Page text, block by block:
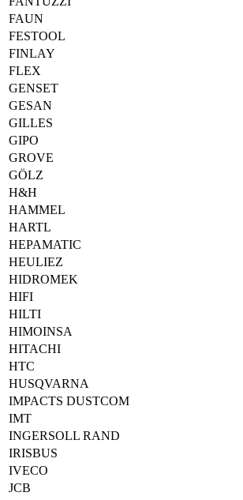
FAUN
FESTOOL
FINLAY
FLEX
GENSET
GESAN
GILLES
GIPO
GROVE
GÖLZ
H&H
HAMMEL
HARTL
HEPAMATIC
HEULIEZ
HIDROMEK
HIFI
HILTI
HIMOINSA
HITACHI
HTC
HUSQVARNA
IMPACTS DUSTCOM
IMT
INGERSOLL RAND
IRISBUS
IVECO
JCB